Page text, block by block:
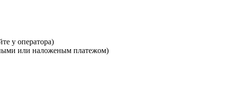
у оператора)
или наложеным платежом)